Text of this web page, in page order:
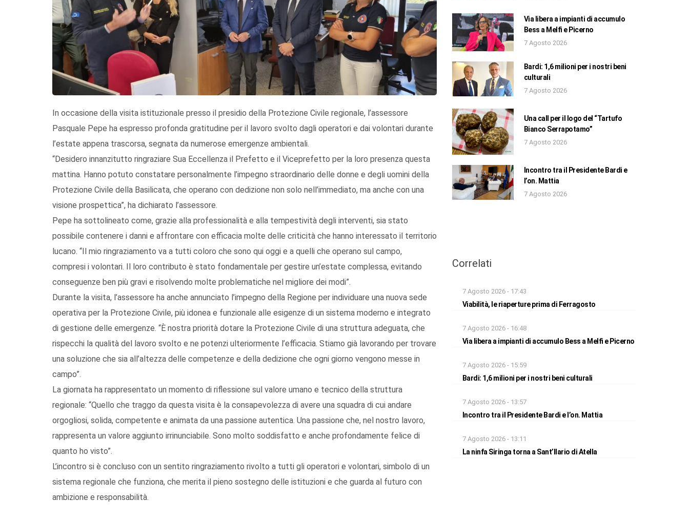
In occasione della visita istituzionale presso il presidio della Protezione Civile regionale, l’assessore
Pasquale Pepe ha espresso profonda gratitudine per il lavoro svolto dagli operatori e dai volontari durante
l’estate appena trascorsa, segnata da numerose emergenze ambientali.
“Desidero innanzitutto ringraziare Sua Eccellenza il Prefetto e il Viceprefetto per la loro presenza questa
mattina. Hanno potuto constatare personalmente l’impegno straordinario delle donne e degli uomini della
Protezione Civile della Basilicata, che operano con dedizione non solo nell’immediato, ma anche con una
visione prospettica”, ha dichiarato l’assessore.
Pepe ha sottolineato come, grazie alla professionalità e alla tempestività degli interventi, sia stato
possibile contenere i danni e affrontare con efficacia molte delle criticità che hanno interessato il territorio
lucano. “Il mio ringraziamento va a tutti coloro che sono qui oggi e a quelli che operano sul campo,
compresi i volontari. Il loro contributo è stato fondamentale per gestire un’estate complessa, evitando
conseguenze ben più gravi e risolvendo molte problematiche nel migliore dei modi”.
Durante la visita, l’assessore ha anche annunciato l’impegno della Regione per individuare una nuova sede
operativa per la Protezione Civile, più idonea e funzionale alle esigenze di un sistema moderno e integrato
di gestione delle emergenze. “È nostra priorità dotare la Protezione Civile di una struttura adeguata, che
rispecchi la qualità del lavoro svolto e ne potenzi ulteriormente l’efficacia. Stiamo già lavorando per trovare
una soluzione che sia all’altezza delle competenze e della dedizione che ogni giorno vengono messe in
campo”.
La giornata ha rappresentato un momento di riflessione sul valore umano e tecnico della struttura
regionale: “Quello che traggo da questa visita è la consapevolezza di avere una squadra di cui andare
orgogliosi, solida, competente e animata da una passione autentica. Una passione che, nel nostro lavoro,
rappresenta un valore aggiunto irrinunciabile. Sono molto soddisfatto e anche profondamente felice di
quanto ho visto”.
L’incontro si è concluso con un sentito ringraziamento rivolto a tutti gli operatori e volontari, simbolo di un
sistema regionale che funziona, che merita il pieno sostegno delle istituzioni e che guarda al futuro con
ambizione e responsabilità.
Via libera a impianti di accumulo
Bess a Melfi e Picerno
7 Agosto 2026
Bardi: 1,6 milioni per i nostri beni
culturali
7 Agosto 2026
Una call per il logo del “Tartufo
Bianco Serrapotamo”
7 Agosto 2026
Incontro tra il Presidente Bardi e
l’on. Mattia
7 Agosto 2026
Correlati
7 Agosto 2026 - 17:43
Viabilità, le riaperture prima di Ferragosto
7 Agosto 2026 - 16:48
Via libera a impianti di accumulo Bess a Melfi e Picerno
7 Agosto 2026 - 15:59
Bardi: 1,6 milioni per i nostri beni culturali
7 Agosto 2026 - 13:57
Incontro tra il Presidente Bardi e l’on. Mattia
7 Agosto 2026 - 13:11
La ninfa Siringa torna a Sant’Ilario di Atella